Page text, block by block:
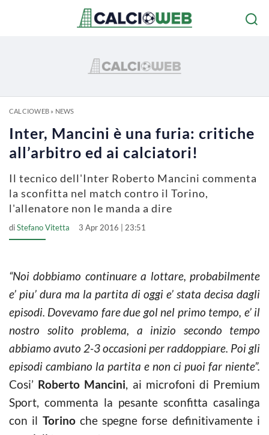
CALCIOWEB» NEWS
Inter, Mancini è una furia: critiche
all’arbitro ed ai calciatori!
Il tecnico dell'Inter Roberto Mancini commenta
la sconfitta nel match contro il Torino,
l'allenatore non le manda a dire
diStefano Vitetta 3 Apr 2016 | 23:51
“Noi dobbiamo continuare a lottare, probabilmente
e’ piu’ dura ma la partita di oggi e’ stata decisa dagli
episodi. Dovevamo fare due gol nel primo tempo, e’ il
nostro solito problema, a inizio secondo tempo
abbiamo avuto 2-3 occasioni per raddoppiare. Poi gli
episodi cambiano la partita e non ci puoi far niente”.
Cosi’ Roberto Mancini, ai microfoni di Premium
Sport, commenta la pesante sconfitta casalinga
con il Torinoche spegne forse definitivamente i